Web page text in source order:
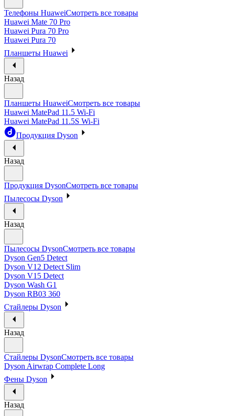
Телефоны HuaweiСмотреть все товары
Huawei Mate 70 Pro
Huawei Pura 70 Pro
Huawei Pura 70
Планшеты Huawei
Назад
Планшеты HuaweiСмотреть все товары
Huawei MatePad 11.5 Wi-Fi
Huawei MatePad 11.5S Wi-Fi
Продукция Dyson
Назад
Продукция DysonСмотреть все товары
Пылесосы Dyson
Назад
Пылесосы DysonСмотреть все товары
Dyson Gen5 Detect
Dyson V12 Detect Slim
Dyson V15 Detect
Dyson Wash G1
Dyson RB03 360
Стайлеры Dyson
Назад
Стайлеры DysonСмотреть все товары
Dyson Airwrap Complete Long
Фены Dyson
Назад